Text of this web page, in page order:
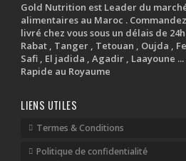
Gold Nutrition est Leader du
alimentaires au Maroc .
livré chez vous sous un délais de
Rabat , Tanger , Tetouan , Oujda ,
Safi , El jadida , Agadir , Laayoune
Rapide au Royaume
LIENS UTILES
Termes & Conditions
Politique de confidentialité